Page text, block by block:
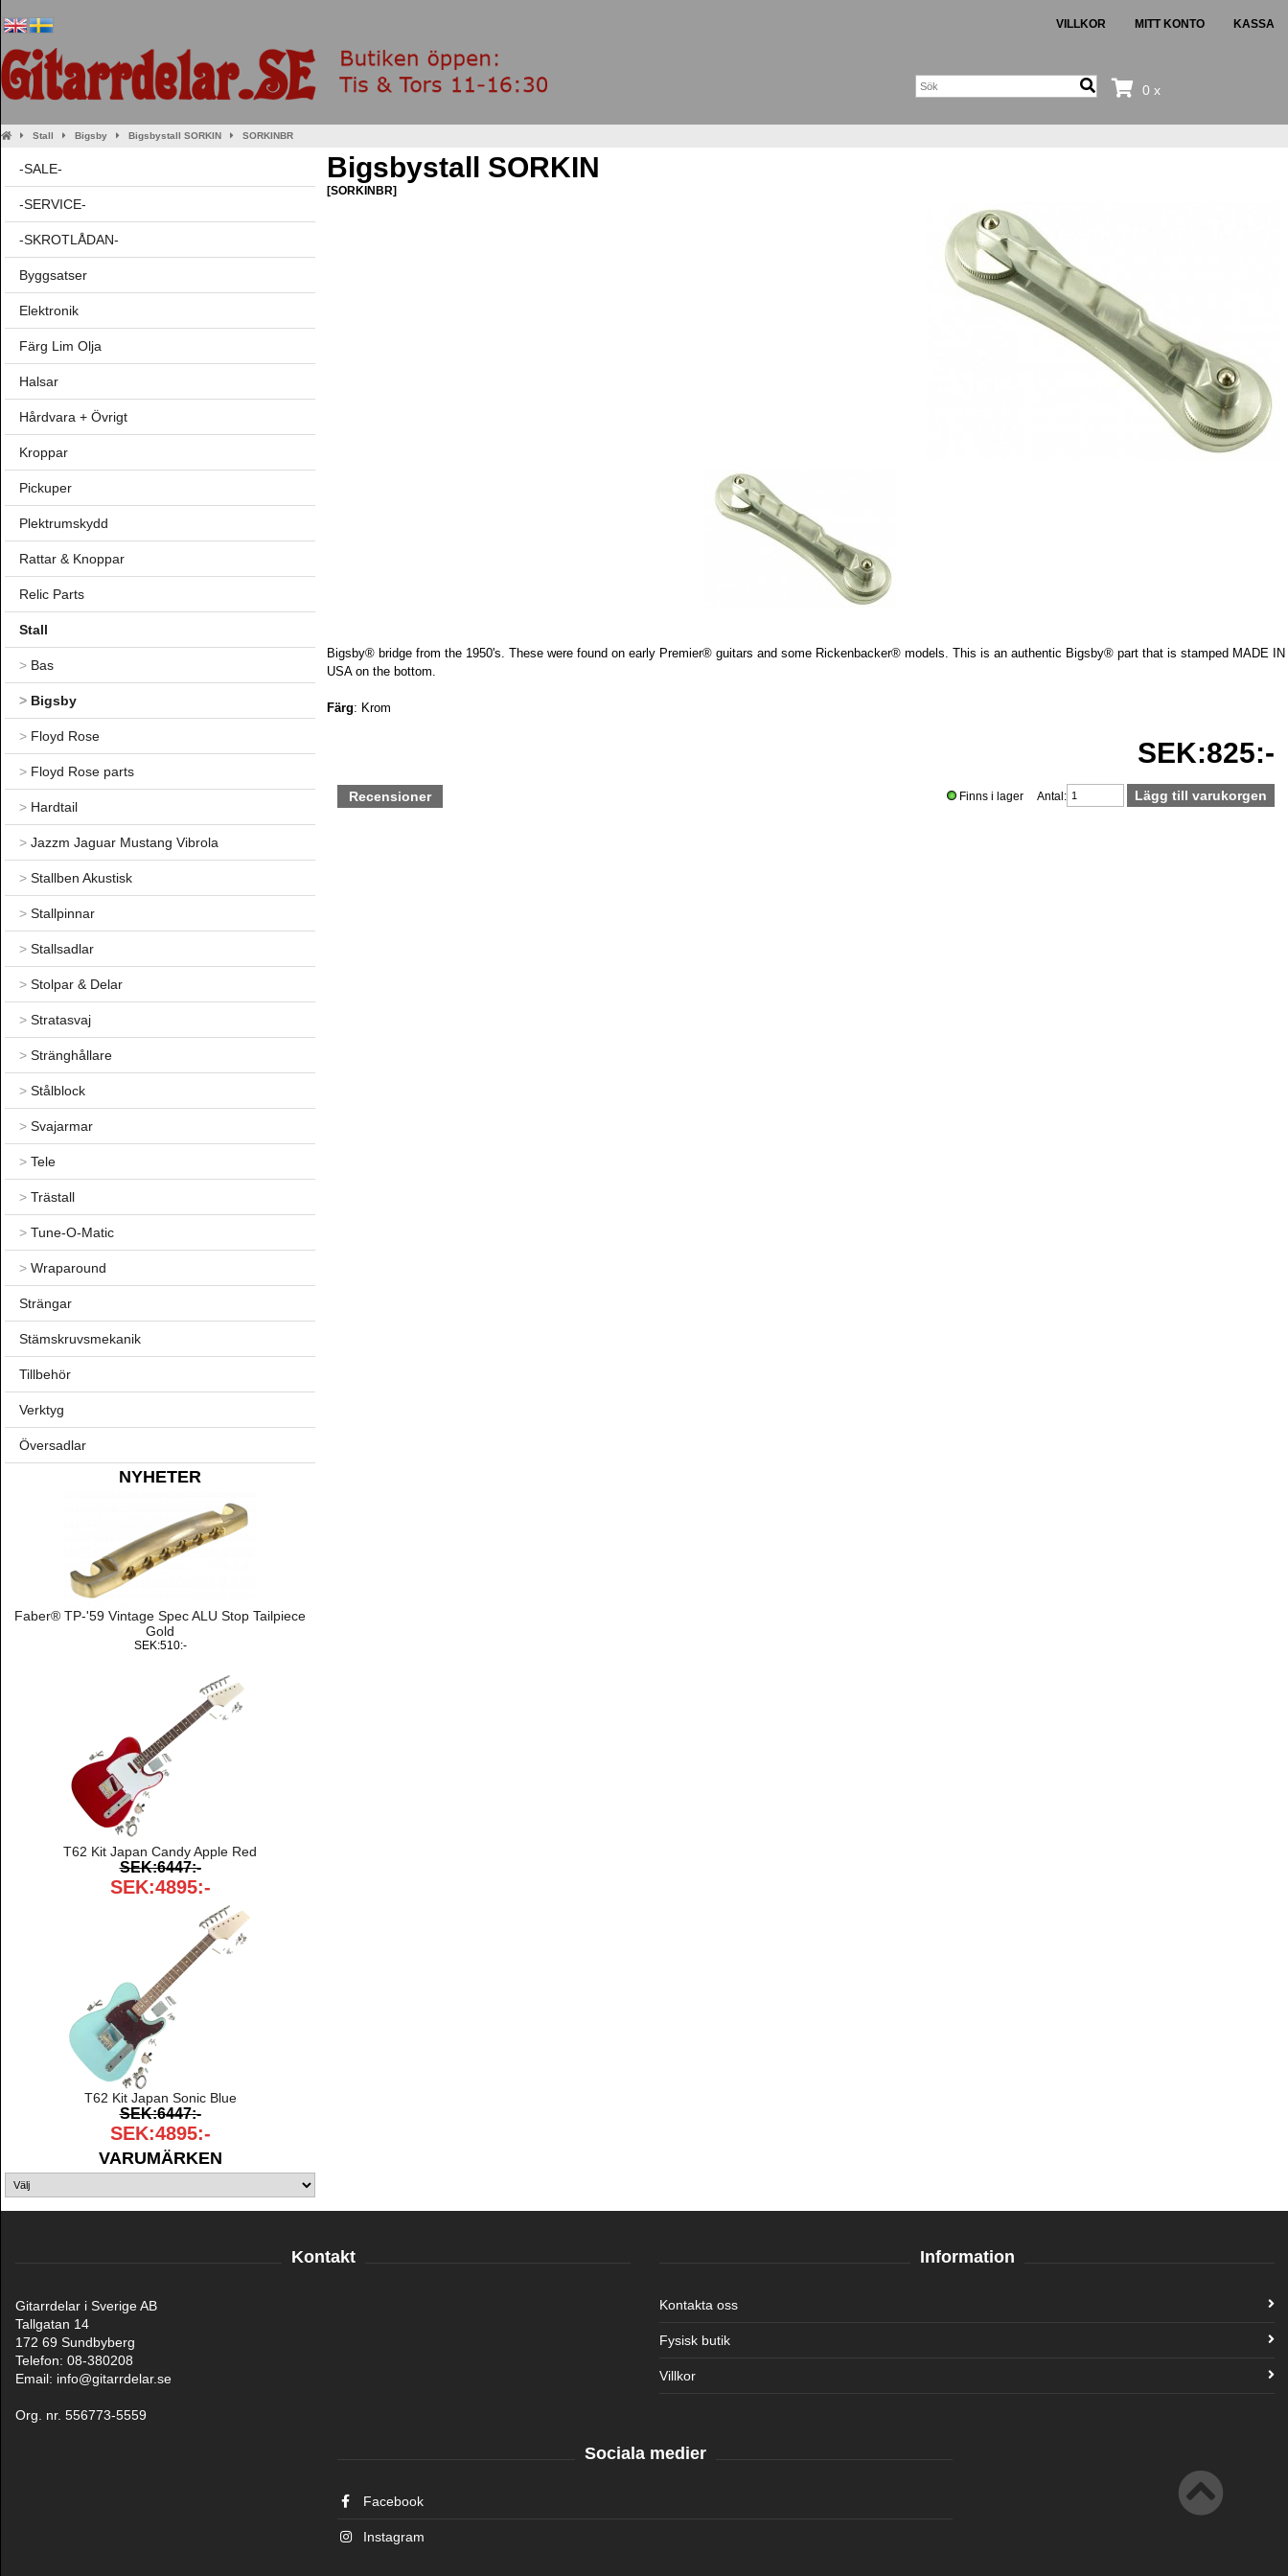
VILLKOR MITT KONTO KASSA
0 x
Stall Bigsby Bigsbystall SORKIN SORKINBR
-SALE-
-SERVICE-
-SKROTLÅDAN-
Byggsatser
Elektronik
Färg Lim Olja
Halsar
Hårdvara + Övrigt
Kroppar
Pickuper
Plektrumskydd
Rattar & Knoppar
Relic Parts
Stall
> Bas
> Bigsby
> Floyd Rose
> Floyd Rose parts
> Hardtail
> Jazzm Jaguar Mustang Vibrola
> Stallben Akustisk
> Stallpinnar
> Stallsadlar
> Stolpar & Delar
> Stratasvaj
> Stränghållare
> Stålblock
> Svajarmar
> Tele
> Trästall
> Tune-O-Matic
> Wraparound
Strängar
Stämskruvsmekanik
Tillbehör
Verktyg
Översadlar
NYHETER
Faber® TP-'59 Vintage Spec ALU Stop Tailpiece
Gold
SEK:510:-
T62 Kit Japan Candy Apple Red
SEK:6447:-
SEK:4895:-
T62 Kit Japan Sonic Blue
SEK:6447:-
SEK:4895:-
VARUMÄRKEN
Bigsbystall SORKIN
[SORKINBR]
Bigsby® bridge from the 1950's. These were found on early Premier® guitars and some Rickenbacker® models. This is an authentic Bigsby® part that is stamped MADE IN
USA on the bottom.
Färg: Krom
Recensioner
SEK:825:-
Finns i lager Antal:
Kontakt
Gitarrdelar i Sverige AB
Tallgatan 14
172 69 Sundbyberg
Telefon: 08-380208
Email: info@gitarrdelar.se
Org. nr. 556773-5559
Information
Kontakta oss
Fysisk butik
Villkor
Sociala medier
Facebook
Instagram